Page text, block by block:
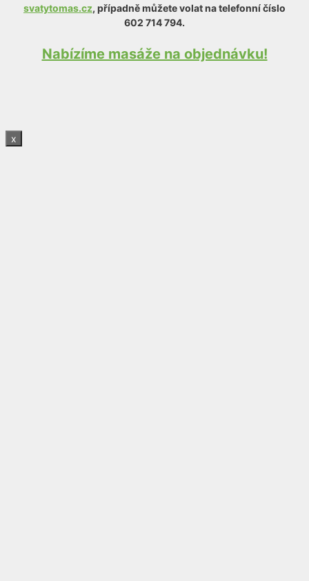
svatytomas.cz, případně můžete volat na telefonní číslo
602 714 794.
Nabízíme masáže na objednávku!
x